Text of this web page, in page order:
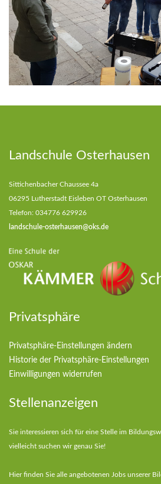
Landschule Osterhausen
Sittichenbacher Chaussee 4a
06295 Lutherstadt Eisleben OT Osterhausen
Telefon: 034776 629926
landschule-osterhausen@oks.de
Privatsphäre
Privatsphäre-Einstellungen ändern
Historie der Privatsphäre-Einstellungen
Einwilligungen widerrufen
Stellenanzeigen
Sie interessieren sich für eine Stelle im
vielleicht suchen wir genau Sie!
Hier finden Sie alle angebotenen Jobs unserer